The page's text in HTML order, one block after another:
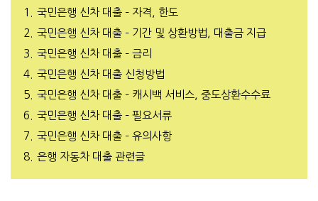
1.
국민은행 신차 대출 – 자격, 한도
2.
국민은행 신차 대출 – 기간 및 상환방법, 대출금 지급
3.
국민은행 신차 대출 – 금리
4.
국민은행 신차 대출 신청방법
5.
국민은행 신차 대출 – 캐시백 서비스, 중도상환수수료
6.
국민은행 신차 대출 – 필요서류
7.
국민은행 신차 대출 – 유의사항
8.
은행 자동차 대출 관련글